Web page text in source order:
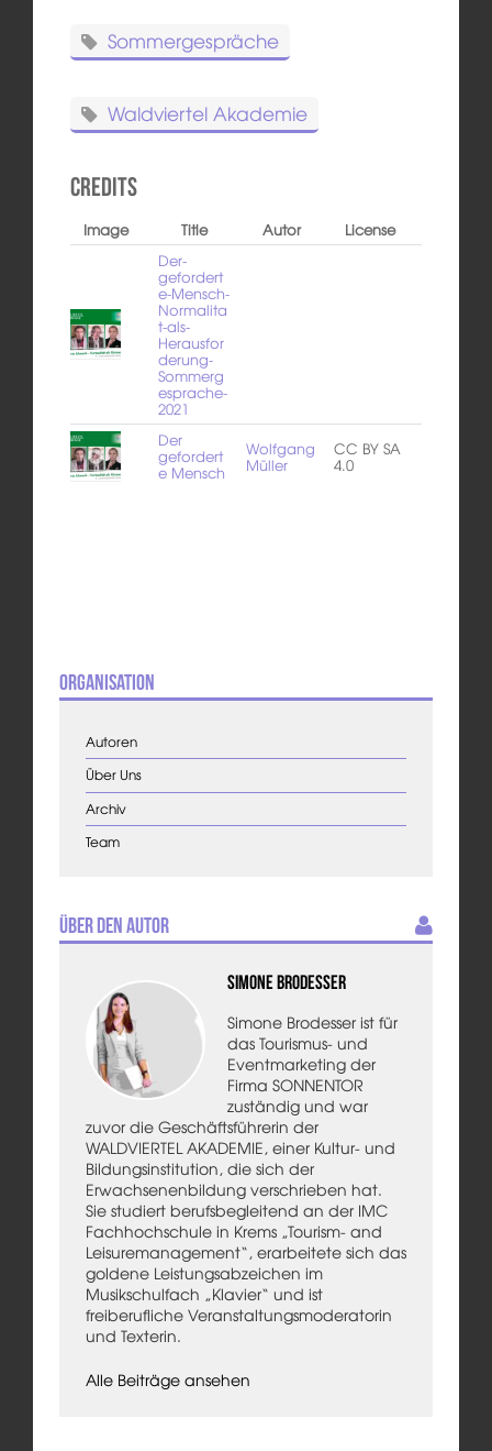
Sommergespräche
Waldviertel Akademie
Credits
Image Title Autor
License
Der-
gefordert
e-Mensch-
Normalita
t-als-
Herausfor
derung-
Sommerg
esprache-
2021
Der
gefordert
e Mensch
Wolfgang
Müller
CC BY SA
4.0
Organisation
Autoren
Über Uns
Archiv
Team
Über den Autor
Simone Brodesser
Simone Brodesser ist für
das Tourismus- und
Eventmarketing der
Firma SONNENTOR
zuständig und war
zuvor die Geschäftsführerin der
WALDVIERTEL AKADEMIE, einer Kultur- und
Bildungsinstitution, die sich der
Erwachsenenbildung verschrieben hat.
Sie studiert berufsbegleitend an der IMC
Fachhochschule in Krems „Tourism- and
Leisuremanagement“, erarbeitete sich das
goldene Leistungsabzeichen im
Musikschulfach „Klavier“ und ist
freiberufliche Veranstaltungsmoderatorin
und Texterin.
Alle Beiträge ansehen